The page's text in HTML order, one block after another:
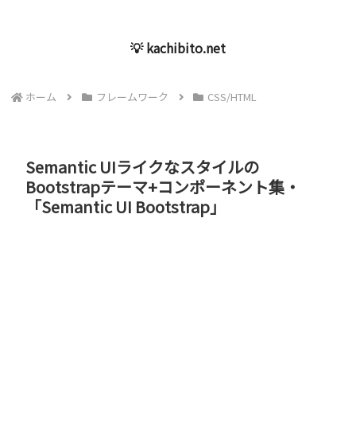
💡 kachibito.net
ホーム フレームワーク CSS/HTML
Semantic UIライクなスタイルの
Bootstrapテーマ+コンポーネント集・
「Semantic UI Bootstrap」